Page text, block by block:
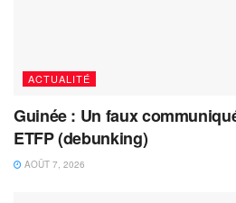
ACTUALITÉ
Guinée : Un faux
ETFP (debunking)
AOÛT 7, 2026